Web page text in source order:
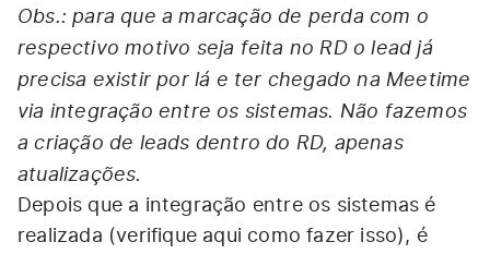
Obs.: para que a marcação de perda com o
respectivo motivo seja feita no RD o lead já
precisa existir por lá e ter chegado na Meetime
via integração entre os sistemas. Não fazemos
a criação de leads dentro do RD, apenas
atualizações.
Depois que a integração entre os sistemas é
realizada (verifique aqui como fazer isso), é